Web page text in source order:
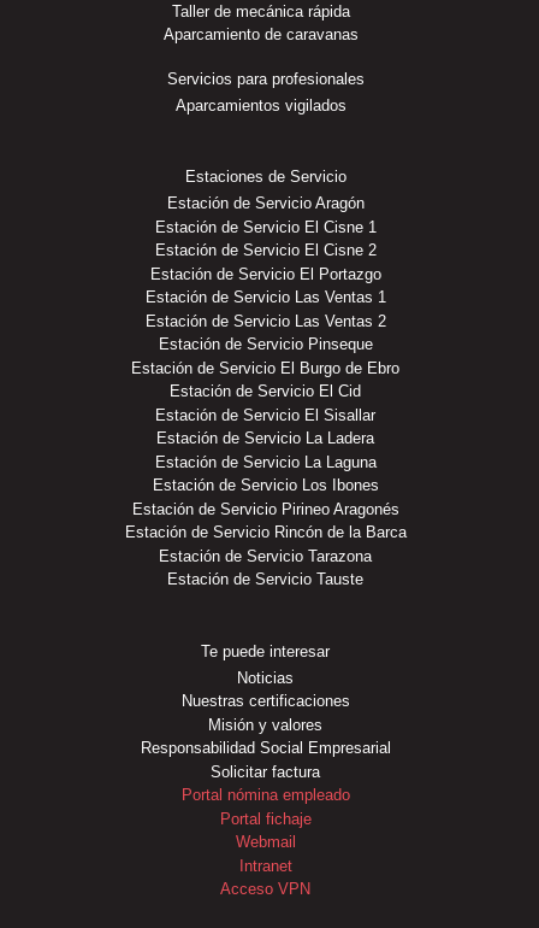
Taller de mecánica rápida
Aparcamiento de caravanas
Servicios para profesionales
Aparcamientos vigilados
Estaciones de Servicio
Estación de Servicio Aragón
Estación de Servicio El Cisne 1
Estación de Servicio El Cisne 2
Estación de Servicio El Portazgo
Estación de Servicio Las Ventas 1
Estación de Servicio Las Ventas 2
Estación de Servicio Pinseque
Estación de Servicio El Burgo de Ebro
Estación de Servicio El Cid
Estación de Servicio El Sisallar
Estación de Servicio La Ladera
Estación de Servicio La Laguna
Estación de Servicio Los Ibones
Estación de Servicio Pirineo Aragonés
Estación de Servicio Rincón de la Barca
Estación de Servicio Tarazona
Estación de Servicio Tauste
Te puede interesar
Noticias
Nuestras certificaciones
Misión y valores
Responsabilidad Social Empresarial
Solicitar factura
Portal nómina empleado
Portal fichaje
Webmail
Intranet
Acceso VPN